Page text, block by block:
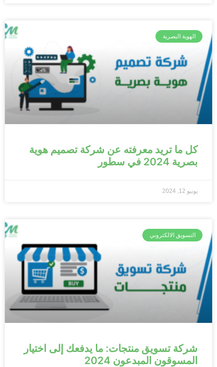
الهوية البصرية
كل ما تريد معرفته عن شركة تصميم هوية
بصرية 2024 في سطور
يونيو 12, 2024
التسويق الالكتروني
شركة تسويق منتجات: ما يدفعك إلى اختيار
المسوقون المبدعون 2024